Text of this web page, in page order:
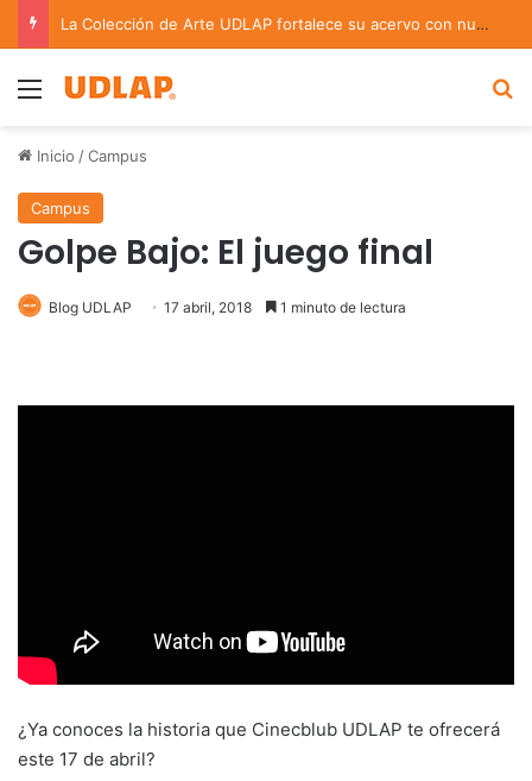
La Colección de Arte UDLAP fortalece su acervo con nuevas obras de artistas emergentes y consolidados
Menu
Inicio /Campus
Campus
Golpe Bajo: El juego final
Blog UDLAP 17 abril, 2018 1 minuto de lectura
¿Ya conoces la historia que Cinecblub UDLAP te ofrecerá
este 17 de abril?